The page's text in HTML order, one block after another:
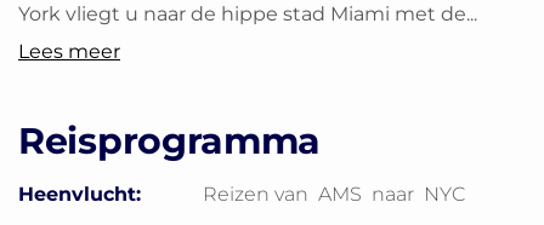
York vliegt u naar de hippe stad Miami met de...
Lees meer
Reisprogramma
Heenvlucht: Reizen van AMS naar NYC